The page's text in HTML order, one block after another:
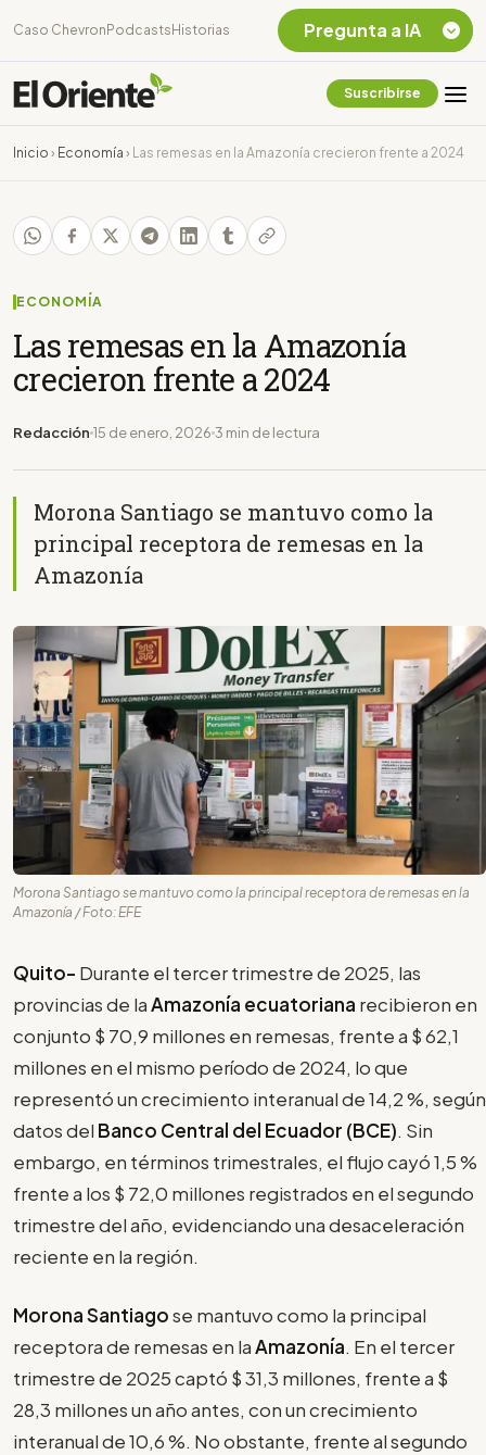
Caso Chevron Podcasts Historias
Suscribirse
Inicio › Economía › Las remesas en la Amazonía crecieron frente a 2024
ECONOMÍA
Las remesas en la Amazonía
crecieron frente a 2024
Redacción 15 de enero, 2026 3 min de lectura
Morona Santiago se mantuvo como la
principal receptora de remesas en la
Amazonía
Morona Santiago se mantuvo como la principal receptora de remesas en la
Amazonía / Foto: EFE
Quito- Durante el tercer trimestre de 2025, las
provincias de laAmazonía ecuatoriana recibieron en
conjunto $ 70,9 millones en remesas, frente a $ 62,1
millones en el mismo período de 2024, lo que
representó un crecimiento interanual de 14,2 %, según
datos del Banco Central del Ecuador (BCE). Sin
embargo, en términos trimestrales, el flujo cayó 1,5 %
frente a los $ 72,0 millones registrados en el segundo
trimestre del año, evidenciando una desaceleración
reciente en la región.
Morona Santiagose mantuvo como la principal
receptora de remesas en laAmazonía. En el tercer
trimestre de 2025 captó $ 31,3 millones, frente a $
28,3 millones un año antes, con un crecimiento
interanual de 10,6 %. No obstante, frente al segundo
Pregunta a IA
Chevron Ecuador